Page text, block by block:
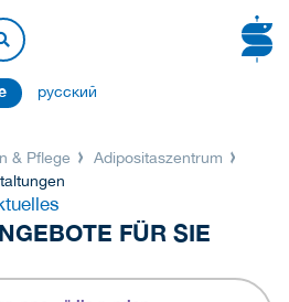
русский
& Pflege
Adipositaszentrum
FÜR SIE